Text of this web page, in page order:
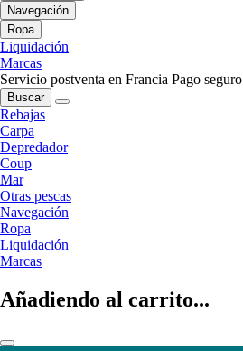
Navegación
Ropa
Liquidación
Marcas
Servicio postventa en Francia Pago seguro
Buscar
Rebajas
Carpa
Depredador
Coup
Mar
Otras pescas
Navegación
Ropa
Liquidación
Marcas
Añadiendo al carrito...